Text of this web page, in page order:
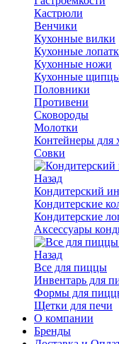
Кастрюли
Венчики
Кухонные вилки
Кухонные
Кухонные ножи
Кухонные
Половники
Противени
Сковороды
Молотки
Контейнеры для
Совки
Назад
Кондитерский
Кондитерские
Кондитерские
Аксессуары
Назад
Все для пиццы
Инвентарь для
Формы для
Щетки для печи
О компании
Бренды